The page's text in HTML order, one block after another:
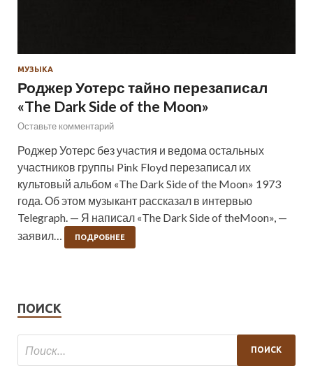
МУЗЫКА
Роджер Уотерс тайно перезаписал
«The Dark Side of the Moon»
Оставьте комментарий
Роджер Уотерс без участия и ведома остальных
участников группы Pink Floyd перезаписал их
культовый альбом «The Dark Side of the Moon» 1973
года. Об этом музыкант рассказал в интервью
Telegraph. — Я написал «The Dark Side of theMoon», —
заявил…
ПОДРОБНЕЕ
ПОИСК